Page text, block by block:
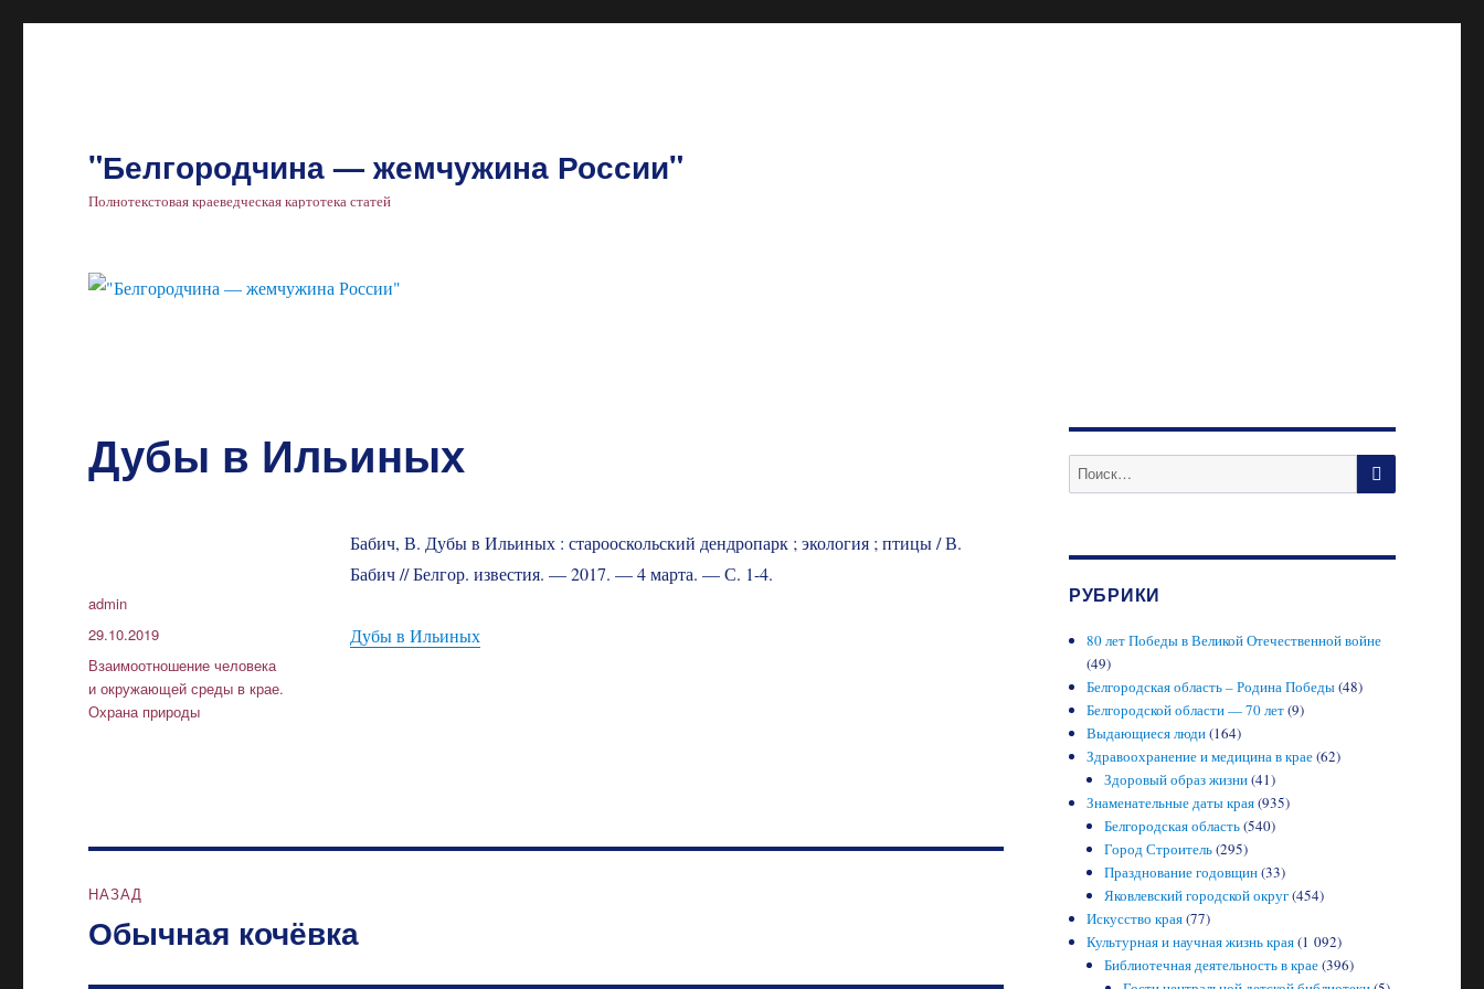
"Белгородчина — жемчужина России"
Полнотекстовая краеведческая картотека статей
Дубы в Ильиных
Бабич, В. Дубы в Ильиных : старооскольский дендропарк ; экология ; птицы / В.
Бабич // Белгор. известия. — 2017. — 4 марта. — С. 1-4.
Дубы в Ильиных
Автор
admin
Опубликовано
29.10.2019
Рубрики
Взаимоотношение человека
и окружающей среды в крае.
Охрана природы
по
НАЗАД
Предыдущая
Обычная кочёвка
Искать: ПОИСК
РУБРИКИ
80 лет Победы в Великой Отечественной войне
(49)
Белгородская область – Родина Победы(48)
Белгородской области — 70 лет(9)
Выдающиеся люди(164)
Здравоохранение и медицина в крае(62)
Здоровый образ жизни(41)
Знаменательные даты края(935)
Белгородская область(540)
Город Строитель(295)
Празднование годовщин(33)
Яковлевский городской округ(454)
Искусство края(77)
Культурная и научная жизнь края(1 092)
Библиотечная деятельность в крае(396)